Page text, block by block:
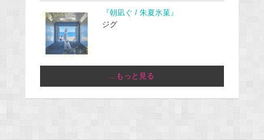
『朝凪ぐ / 朱夏氷菓』
ジグ
...もっと見る